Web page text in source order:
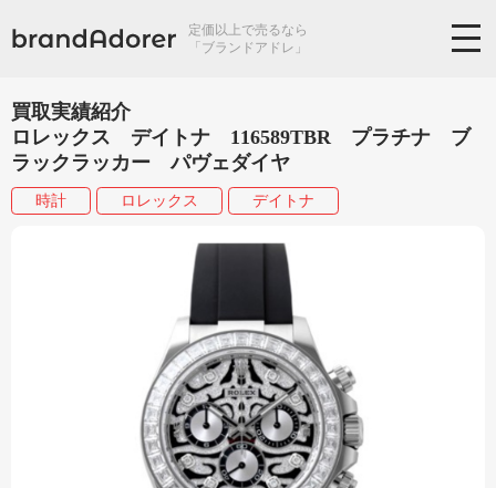
定価以上で売るなら
「ブランドアドレ」
買取実績紹介
ロレックス デイトナ 116589TBR プラチナ ブ
ラックラッカー パヴェダイヤ
時計 ロレックス デイトナ